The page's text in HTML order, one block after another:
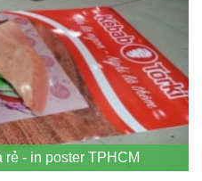
rẻ - in poster TPHCM